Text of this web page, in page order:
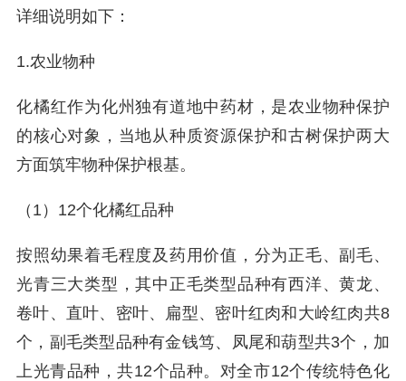
详细说明如下：
1.农业物种
化橘红作为化州独有道地中药材，是农业物种保护
的核心对象，当地从种质资源保护和古树保护两大
方面筑牢物种保护根基。
（1）12个化橘红品种
按照幼果着毛程度及药用价值，分为正毛、副毛、
光青三大类型，其中正毛类型品种有西洋、黄龙、
卷叶、直叶、密叶、扁型、密叶红肉和大岭红肉共8
个，副毛类型品种有金钱笃、凤尾和葫型共3个，加
上光青品种，共12个品种。对全市12个传统特色化